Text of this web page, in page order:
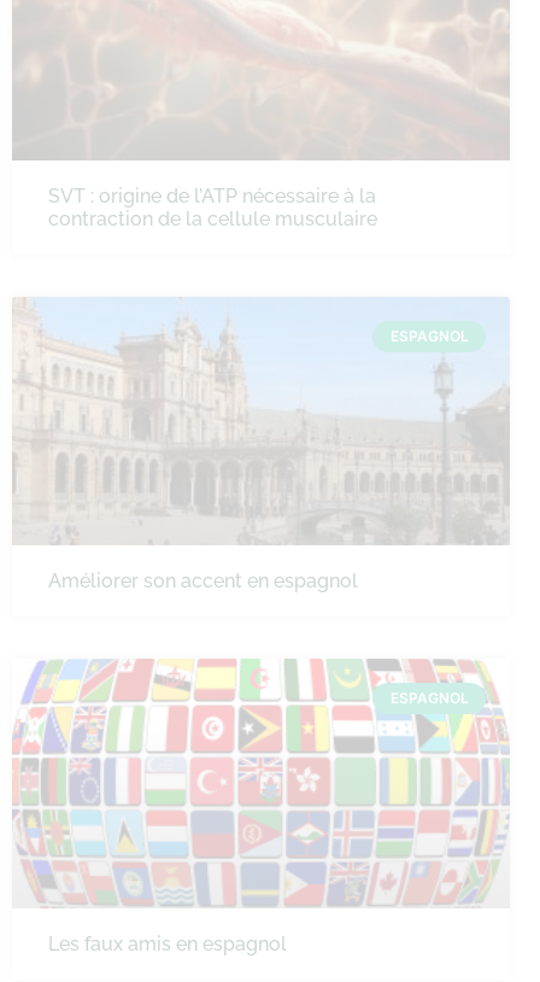
SVT : origine de l’ATP nécessaire à la
contraction de la cellule musculaire
ESPAGNOL
Améliorer son accent en espagnol
ESPAGNOL
Les faux amis en espagnol